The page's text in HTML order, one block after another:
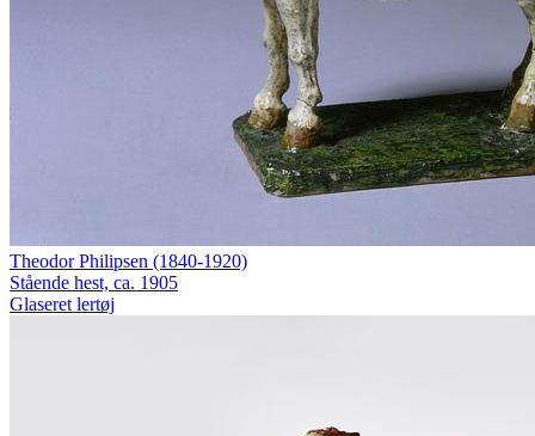
Theodor Philipsen (1840-1920)
Stående hest, ca. 1905
Glaseret lertøj